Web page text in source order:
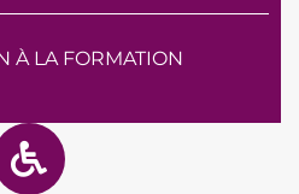
À LA FORMATION